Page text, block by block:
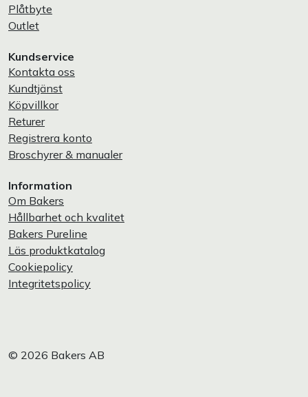
Plåtbyte
Outlet
Kundservice
Kontakta oss
Kundtjänst
Köpvillkor
Returer
Registrera konto
Broschyrer & manualer
Information
Om Bakers
Hållbarhet och kvalitet
Bakers Pureline
Läs produktkatalog
Cookiepolicy
Integritetspolicy
© 2026 Bakers AB